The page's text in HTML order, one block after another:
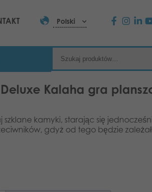
Polski
Kalaha gra
szklane kamyki, starając się
gdyż od tego będzie